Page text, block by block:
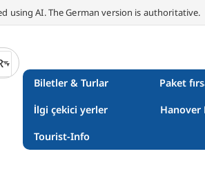
using AI. The German version is authoritative.
Biletler & Turlar Paket
İlgi çekici yerler Hanover
Tourist-Info